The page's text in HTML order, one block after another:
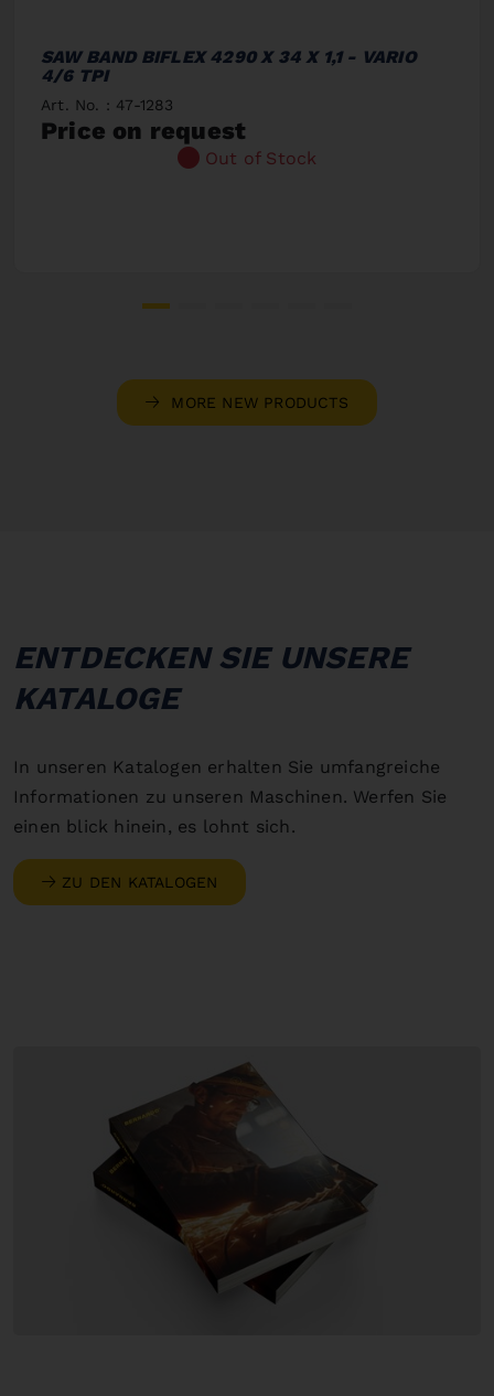
SAW BAND BIFLEX 4290 X 34 X 1,1 - VARIO
4/6 TPI
Art. No. : 47-1283
Price on request
Out of Stock
MORE NEW PRODUCTS
ENTDECKEN SIE UNSERE
KATALOGE
In unseren Katalogen erhalten Sie umfangreiche
Informationen zu unseren Maschinen. Werfen Sie
einen blick hinein, es lohnt sich.
ZU DEN KATALOGEN